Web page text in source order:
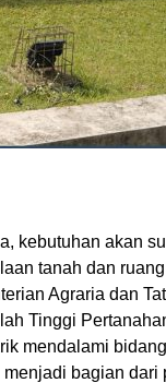
kebutuhan akan
tanah dan
Agraria dan
Tinggi
mendalami bidang
bagian dari